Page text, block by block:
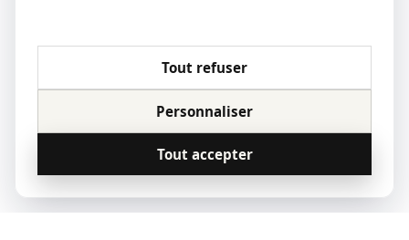
Tout refuser
Personnaliser
Tout accepter